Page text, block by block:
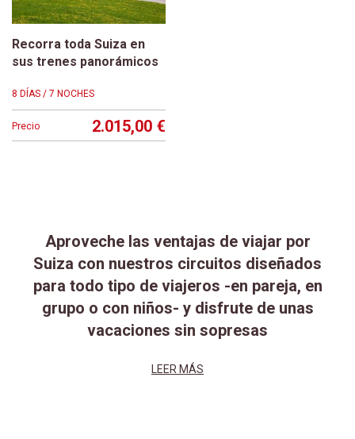
Aproveche las ventajas de viajar por
Suiza con nuestros circuitos diseñados
para todo tipo de viajeros -en pareja, en
grupo o con niños- y disfrute de unas
vacaciones sin sopresas
LEER MÁS
Recorra toda Suiza en
sus trenes panorámicos
8 DÍAS / 7 NOCHES
Precio 2.015,00 €